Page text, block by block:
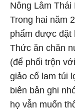
Nông Lâm Thái
Trong hai năm
phẩm được đặt
Thức ăn chăn
(để phối trộn
giảo cổ lam túi
biên bản ghi
họ vẫn muốn